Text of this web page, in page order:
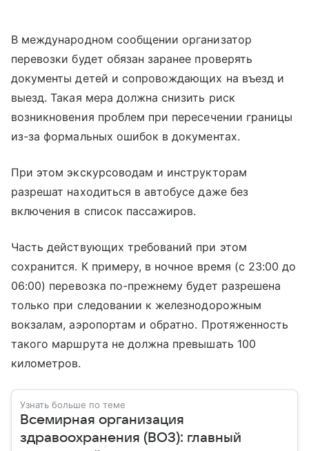
В международном сообщении организатор
перевозки будет обязан заранее проверять
документы детей и сопровождающих на въезд и
выезд. Такая мера должна снизить риск
возникновения проблем при пересечении границы
из-за формальных ошибок в документах.
При этом экскурсоводам и инструкторам
разрешат находиться в автобусе даже без
включения в список пассажиров.
Часть действующих требований при этом
сохранится. К примеру, в ночное время (с 23:00 до
06:00) перевозка по-прежнему будет разрешена
только при следовании к железнодорожным
вокзалам, аэропортам и обратно. Протяженность
такого маршрута не должна превышать 100
километров.
Узнать больше по теме
Всемирная организация
здравоохранения (ВОЗ): главный